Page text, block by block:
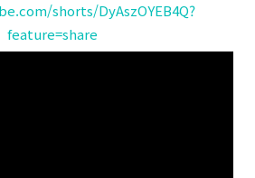
shorts/DyAszOYEB4Q?
feature=share